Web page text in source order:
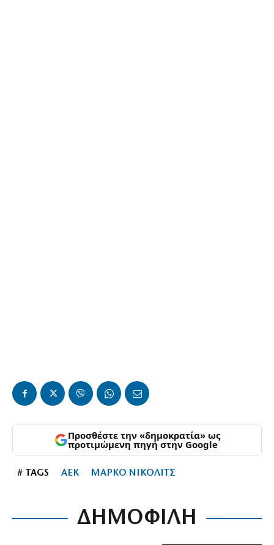
Προσθέστε την «δημοκρατία» ως
προτιμώμενη πηγή στην Google
# TAGS ΑΕΚ ΜΑΡΚΟ ΝΙΚΟΛΙΤΣ
ΔΗΜΟΦΙΛΗ